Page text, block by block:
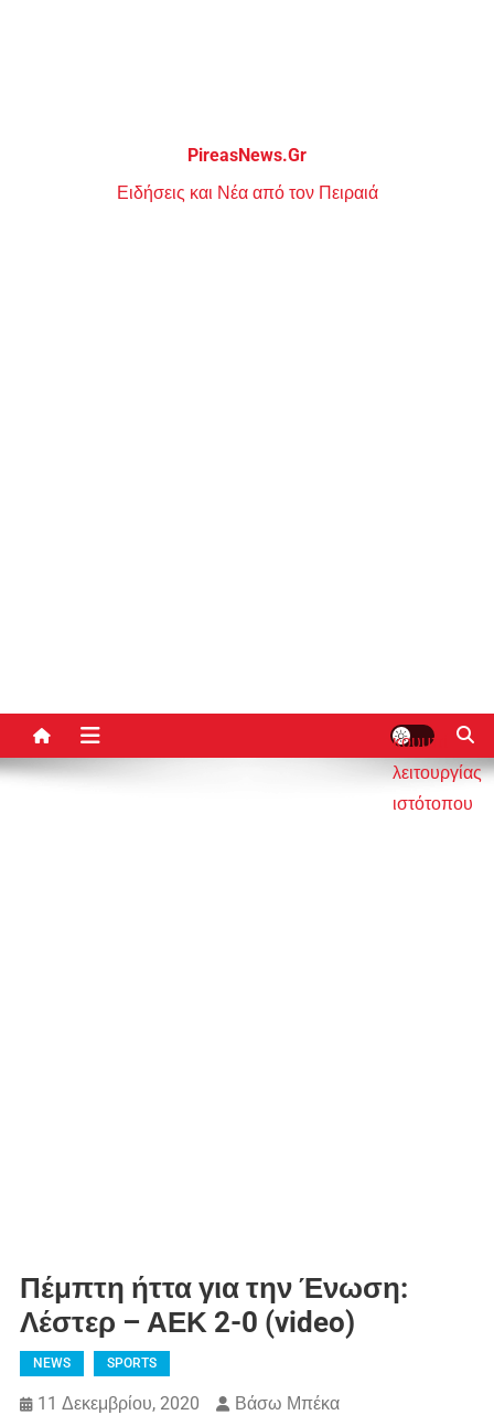
PireasNews.Gr
Ειδήσεις και Νέα από τον Πειραιά
κουμπί
λειτουργίας
ιστότοπου
Πέμπτη ήττα για την Ένωση:
Λέστερ – ΑΕΚ 2-0 (video)
NEWS SPORTS
11 Δεκεμβρίου, 2020 Βάσω Μπέκα